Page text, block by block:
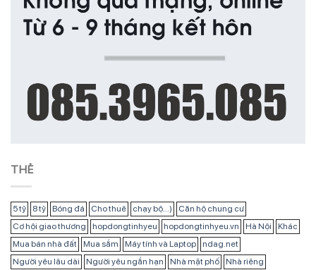
THẺ
5 tỷ 8 tỷ Bóng đá Cho thuê chạy bộ...)
Căn hộ chung cư
Cơ hội giao thương
hopdongtinhyeu hopdongtinhyeu.vn Hà Nội
Khác
Mua bán nhà đất
Mua sắm Máy tính và Laptop
ndag.net
Người yêu lâu dài
Người yêu ngắn hạn Nhà mặt phố
Nhà riêng